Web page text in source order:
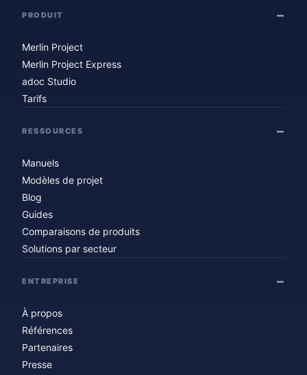
PRODUIT
Merlin Project
Merlin Project Express
adoc Studio
Tarifs
RESSOURCES
Manuels
Modèles de projet
Blog
Guides
Comparaisons de produits
Solutions par secteur
ENTREPRISE
À propos
Références
Partenaires
Presse